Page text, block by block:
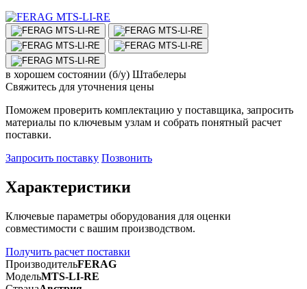
в хорошем состоянии (б/у) Штабелеры
Свяжитесь для уточнения цены
Поможем проверить комплектацию у поставщика, запросить
материалы по ключевым узлам и собрать понятный расчет
поставки.
Запросить поставку Позвонить
Характеристики
Ключевые параметры оборудования для оценки
совместимости с вашим производством.
Получить расчет поставки
ПроизводительFERAG
МодельMTS-LI-RE